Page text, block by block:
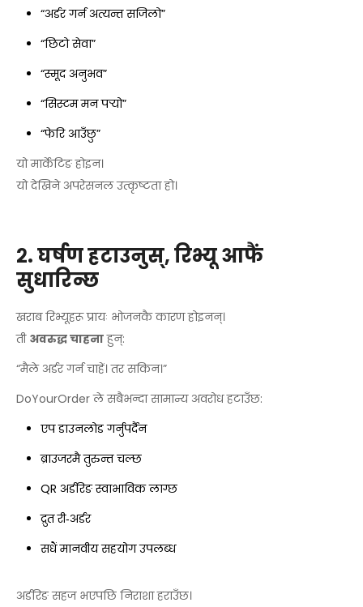
“अर्डर गर्न अत्यन्त सजिलो”
“छिटो सेवा”
“स्मूद अनुभव”
“सिस्टम मन पर्‍यो”
“फेरि आउँछु”
यो मार्केटिङ होइन।
यो देखिने अपरेसनल उत्कृष्टता हो।
२. घर्षण हटाउनुस्, रिभ्यू आफैं
सुधारिन्छ
खराब रिभ्यूहरू प्रायः भोजनकै कारण होइनन्।
ती अवरुद्ध चाहनाहुन्:
“मैले अर्डर गर्न चाहें। तर सकिन।”
DoYourOrder ले सबैभन्दा सामान्य अवरोध हटाउँछ:
एप डाउनलोड गर्नुपर्दैन
ब्राउजरमै तुरुन्त चल्छ
QR अर्डरिङ स्वाभाविक लाग्छ
द्रुत री‑अर्डर
सधैं मानवीय सहयोग उपलब्ध
अर्डरिङ सहज भएपछि निराशा हराउँछ।